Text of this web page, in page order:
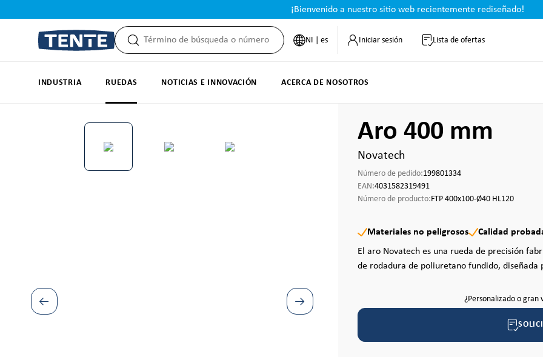
¡Bienvenido a nuestro sitio web recientemente rediseñado!
NI | es Iniciar sesión Lista de ofertas
INDUSTRIA RUEDAS NOTICIAS E INNOVACIÓN ACERCA DE NOSOTROS
Omitir galería de imágenes Aro 400 mm
Novatech
Número de pedido:199801334
EAN:4031582319491
Número de producto:FTP 400x100-Ø40 HL120
Materiales no peligrosos
Calidad
El aro Novatech es una rueda de precisión
de rodadura de poliuretano fundido, diseñada
¿Personalizado o gran